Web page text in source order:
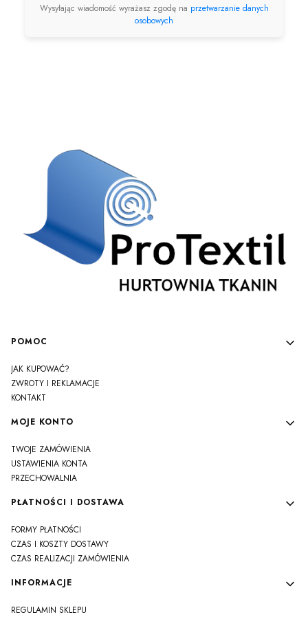
Wysyłając wiadomość wyrażasz zgodę na przetwarzanie danych
osobowych
Linki w stopce
POMOC
JAK KUPOWAĆ?
ZWROTY I REKLAMACJE
KONTAKT
MOJE KONTO
TWOJE ZAMÓWIENIA
USTAWIENIA KONTA
PRZECHOWALNIA
PŁATNOŚCI I DOSTAWA
FORMY PŁATNOŚCI
CZAS I KOSZTY DOSTAWY
CZAS REALIZACJI ZAMÓWIENIA
INFORMACJE
REGULAMIN SKLEPU